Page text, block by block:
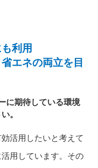
利用
エネの両立を目
に期待している環境
。
活用したいと考えて
用しています。その